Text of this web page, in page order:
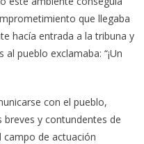
que llegaba
hacía entrada a la tribuna y
pueblo exclamaba: “¡Un
con el pueblo,
y contundentes de
campo de actuación